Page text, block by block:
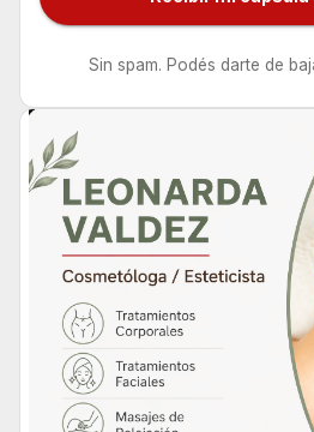
Sin spam. Podés darte de